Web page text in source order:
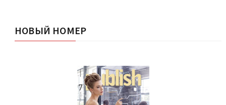
НОВЫЙ НОМЕР